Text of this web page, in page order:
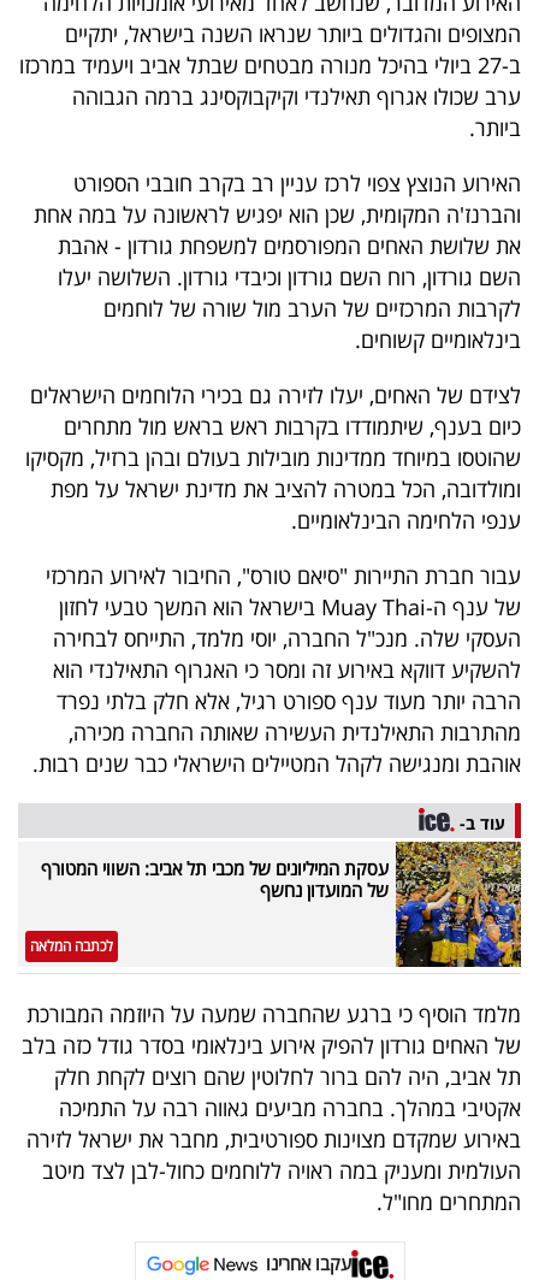
הכלכלי
פודקאסט
UNDER
40
שיתופי
פעולה
דרושים
ניוזלטרים
מייל
אדום
פרסמו
עקבו
אחרינו:
המצופים והגדולים ביותר שנראו השנה בישראל, יתקיים
ב-27 ביולי בהיכל מנורה מבטחים שבתל אביב ויעמיד במרכזו
ערב שכולו אגרוף תאילנדי וקיקבוקסינג ברמה הגבוהה
ביותר.
האירוע הנוצץ צפוי לרכז עניין רב בקרב חובבי הספורט
והברנז'ה המקומית, שכן הוא יפגיש לראשונה על במה אחת
את שלושת האחים המפורסמים למשפחת גורדון - אהבת
השם גורדון, רוח השם גורדון וכיבדי גורדון. השלושה יעלו
לקרבות המרכזיים של הערב מול שורה של לוחמים
בינלאומיים קשוחים.
לצידם של האחים, יעלו לזירה גם בכירי הלוחמים הישראלים
כיום בענף, שיתמודדו בקרבות ראש בראש מול מתחרים
שהוטסו במיוחד ממדינות מובילות בעולם ובהן ברזיל, מקסיקו
ומולדובה, הכל במטרה להציב את מדינת ישראל על מפת
ענפי הלחימה הבינלאומיים.
עבור חברת התיירות "סיאם טורס", החיבור לאירוע המרכזי
של ענף ה-Muay Thai בישראל הוא המשך טבעי לחזון
העסקי שלה. מנכ"ל החברה, יוסי מלמד, התייחס לבחירה
להשקיע דווקא באירוע זה ומסר כי האגרוף התאילנדי הוא
הרבה יותר מעוד ענף ספורט רגיל, אלא חלק בלתי נפרד
מהתרבות התאילנדית העשירה שאותה החברה מכירה,
אוהבת ומנגישה לקהל המטיילים הישראלי כבר שנים רבות.
עוד ב-
עסקת המיליונים של מכבי תל אביב: השווי המטורף
של המועדון נחשף
לכתבה המלאה
מלמד הוסיף כי ברגע שהחברה שמעה על היוזמה המבורכת
של האחים גורדון להפיק אירוע בינלאומי בסדר גודל כזה בלב
תל אביב, היה להם ברור לחלוטין שהם רוצים לקחת חלק
אקטיבי במהלך. בחברה מביעים גאווה רבה על התמיכה
באירוע שמקדם מצוינות ספורטיבית, מחבר את ישראל לזירה
העולמית ומעניק במה ראויה ללוחמים כחול-לבן לצד מיטב
המתחרים מחו"ל.
עקבו אחרינו